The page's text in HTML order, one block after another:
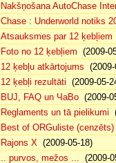
Nakšņošana AutoChase
Chase : Underworld notiks
Atsauksmes par 12 ķebļiem
Foto no 12 ķebļiem (2009-
12 ķebļu atkārtojums
12 ķebļi rezultāti (2009-05-
BUJ, FAQ un ЧаВо (2009-
Reglaments un tā pielikumi
Best of ORGuliste (cenzēts)
Rajons X (2009-05-18)
.. purvos, mežos ... (2009-